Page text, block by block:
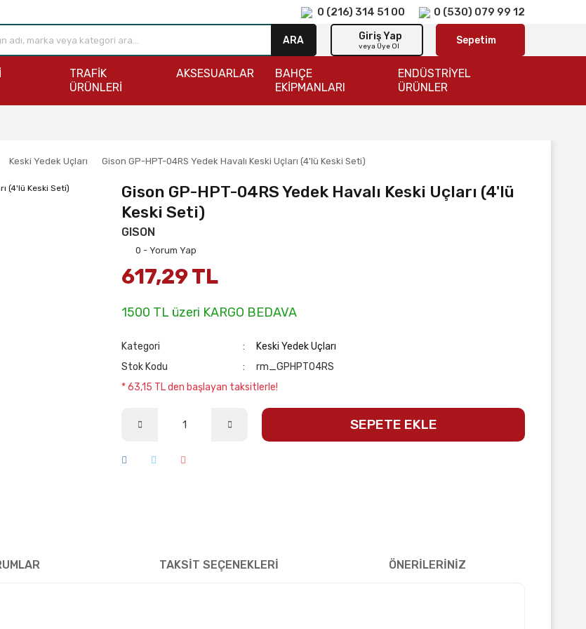
0 (216) 314 51 00 0 (530) 079 99 12
ARA Giriş Yap
veya Üye Ol Sepetim
TRAFİK
ÜRÜNLERİ
AKSESUARLAR
BAHÇE
EKİPMANLARI
ENDÜSTRİYEL
ÜRÜNLER
Keski Yedek Uçları Gison GP-HPT-04RS Yedek Havalı Keski Uçları (4'lü Keski Seti)
Gison GP-HPT-04RS Yedek Havalı Keski Uçları (4'lü
Keski Seti)
GISON
0 - Yorum Yap
617,29 TL
1500 TL üzeri KARGO BEDAVA
Kategori
Keski Yedek Uçları
Stok Kodu
rm_GPHPT04RS
* 63,15 TL den başlayan taksitlerle!
SEPETE EKLE
TAKSİT SEÇENEKLERİ ÖNERİLERİNİZ